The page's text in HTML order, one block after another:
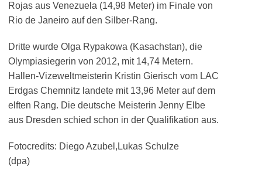
Rojas aus Venezuela (14,98 Meter) im Finale von
Rio de Janeiro auf den Silber-Rang.
Dritte wurde Olga Rypakowa (Kasachstan), die
Olympiasiegerin von 2012, mit 14,74 Metern.
Hallen-Vizeweltmeisterin Kristin Gierisch vom LAC
Erdgas Chemnitz landete mit 13,96 Meter auf dem
elften Rang. Die deutsche Meisterin Jenny Elbe
aus Dresden schied schon in der Qualifikation aus.
Fotocredits: Diego Azubel,Lukas Schulze
(dpa)